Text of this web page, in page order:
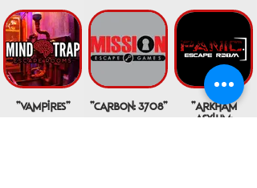
"vampires" "carbon: 3708"
"arkham
asylum: